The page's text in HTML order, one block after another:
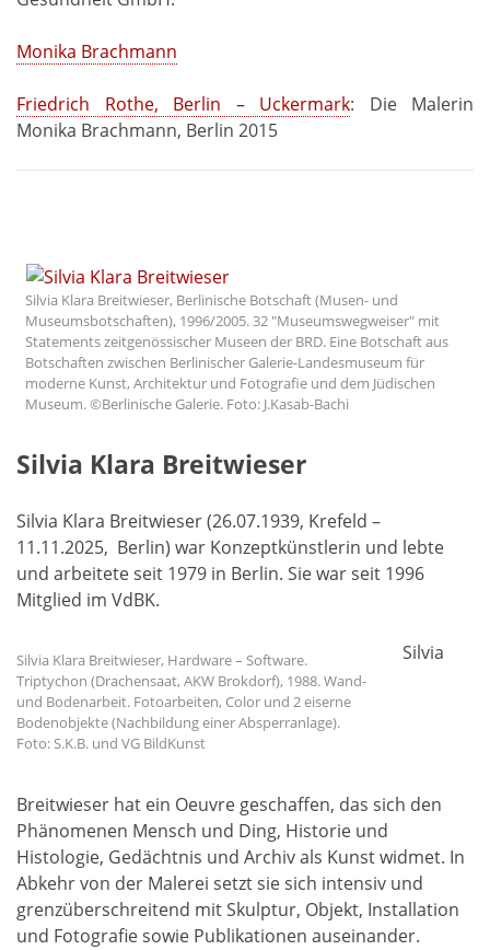
Monika Brachmann
Friedrich Rothe, Berlin – Uckermark: Die Malerin
Monika Brachmann, Berlin 2015
Silvia Klara Breitwieser, Berlinische Botschaft (Musen- und
Museumsbotschaften), 1996/2005. 32 "Museumswegweiser" mit
Statements zeitgenössischer Museen der BRD. Eine Botschaft aus
Botschaften zwischen Berlinischer Galerie-Landesmuseum für
moderne Kunst, Architektur und Fotografie und dem Jüdischen
Museum. ©Berlinische Galerie. Foto: J.Kasab-Bachi
Silvia Klara Breitwieser
Silvia Klara Breitwieser (26.07.1939, Krefeld –
11.11.2025, Berlin) war Konzeptkünstlerin und lebte
und arbeitete seit 1979 in Berlin. Sie war seit 1996
Mitglied im VdBK.
Silvia Klara Breitwieser, Hardware – Software.
Triptychon (Drachensaat, AKW Brokdorf), 1988. Wand-
und Bodenarbeit. Fotoarbeiten, Color und 2 eiserne
Bodenobjekte (Nachbildung einer Absperranlage).
Foto: S.K.B. und VG BildKunst
Silvia
Breitwieser hat ein Oeuvre geschaffen, das sich den
Phänomenen Mensch und Ding, Historie und
Histologie, Gedächtnis und Archiv als Kunst widmet. In
Abkehr von der Malerei setzt sie sich intensiv und
grenzüberschreitend mit Skulptur, Objekt, Installation
und Fotografie sowie Publikationen auseinander.